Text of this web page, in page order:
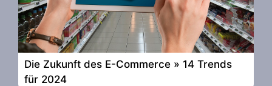
Die Zukunft des E-Commerce » 14 Trends
für 2024